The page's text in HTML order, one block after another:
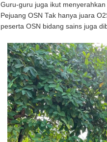
Guru-guru juga ikut
Pejuang OSN Tak hanya juara
peserta OSN bidang sains juga